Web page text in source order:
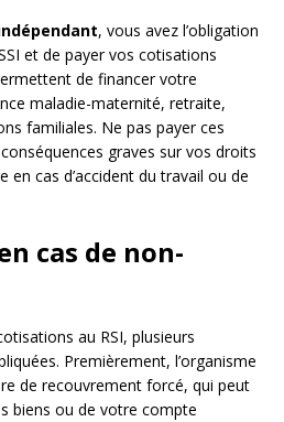
, vous avez l’obligation
et de payer vos cotisations
de financer votre
maladie-maternité, retraite,
familiales. Ne pas payer ces
graves sur vos droits
cas d’accident du travail ou de
cas de non-
au RSI, plusieurs
Premièrement, l’organisme
de recouvrement forcé, qui peut
biens ou de votre compte